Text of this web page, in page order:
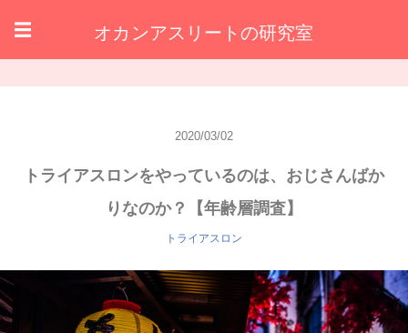
☰ オカンアスリートの研究室
2020/03/02
トライアスロンをやっているのは、おじさんばか
りなのか？【年齢層調査】
トライアスロン